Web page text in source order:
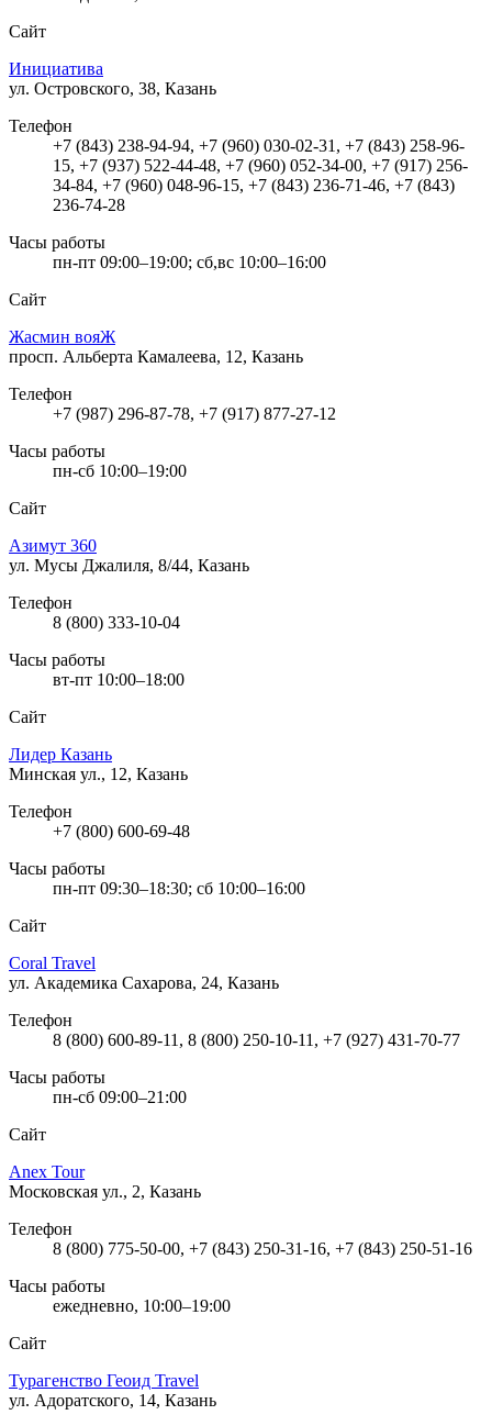
Сайт
Инициатива
ул. Островского, 38, Казань
Телефон
+7 (843) 238-94-94, +7 (960) 030-02-31, +7 (843) 258-96-
15, +7 (937) 522-44-48, +7 (960) 052-34-00, +7 (917) 256-
34-84, +7 (960) 048-96-15, +7 (843) 236-71-46, +7 (843)
236-74-28
Часы работы
пн-пт 09:00–19:00; сб,вс 10:00–16:00
Сайт
Жасмин вояЖ
просп. Альберта Камалеева, 12, Казань
Телефон
+7 (987) 296-87-78, +7 (917) 877-27-12
Часы работы
пн-сб 10:00–19:00
Сайт
Азимут 360
ул. Мусы Джалиля, 8/44, Казань
Телефон
8 (800) 333-10-04
Часы работы
вт-пт 10:00–18:00
Сайт
Лидер Казань
Минская ул., 12, Казань
Телефон
+7 (800) 600-69-48
Часы работы
пн-пт 09:30–18:30; сб 10:00–16:00
Сайт
Coral Travel
ул. Академика Сахарова, 24, Казань
Телефон
8 (800) 600-89-11, 8 (800) 250-10-11, +7 (927) 431-70-77
Часы работы
пн-сб 09:00–21:00
Сайт
Anex Tour
Московская ул., 2, Казань
Телефон
8 (800) 775-50-00, +7 (843) 250-31-16, +7 (843) 250-51-16
Часы работы
ежедневно, 10:00–19:00
Сайт
Турагенство Геоид Travel
ул. Адоратского, 14, Казань